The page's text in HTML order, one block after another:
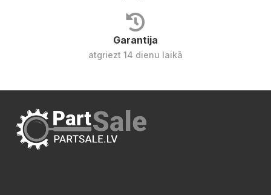
Garantija
atgriezt 14 dienu laikā